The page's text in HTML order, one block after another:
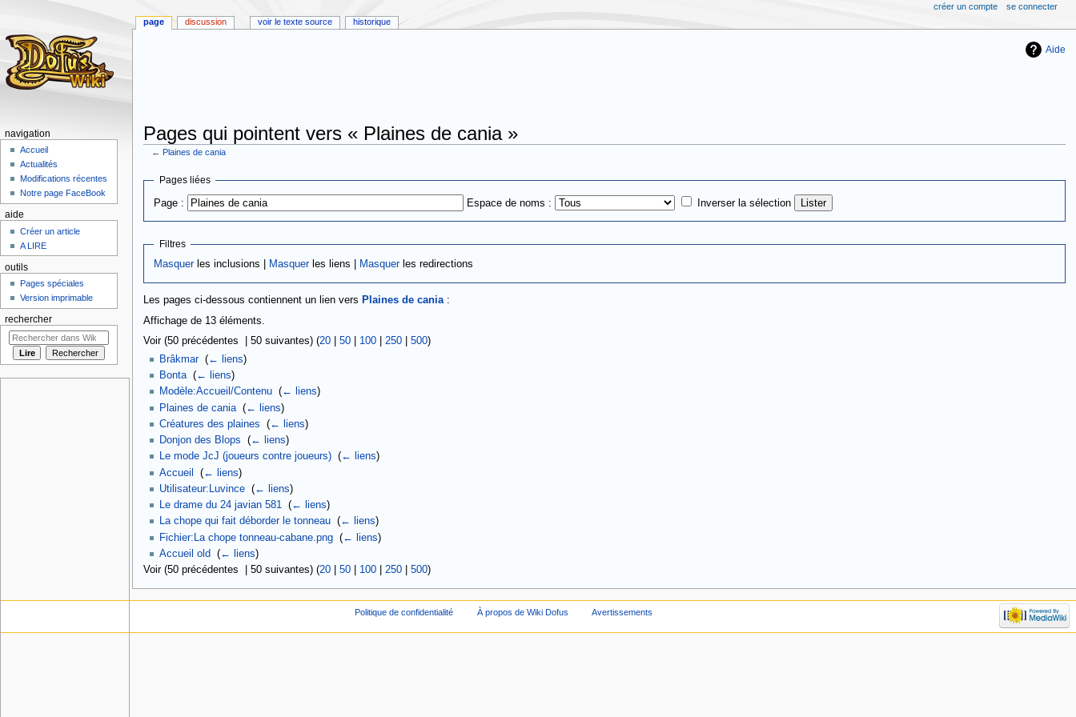
Aide
Pages qui pointent vers « Plaines de cania »
←Plaines de cania
Aller
navigation
Aller
recherche
Pages liées
Page : Espace de noms : Inverser la sélection
Filtres
Masquerles inclusions | Masquerles liens | Masquerles redirections
Les pages ci-dessous contiennent un lien vers Plaines de cania:
Affichage de 13 éléments.
Voir (50 précédentes | 50 suivantes) (20| 50| 100| 250| 500)
Brâkmar‎(← liens)
Bonta‎(← liens)
Modèle:Accueil/Contenu ‎(← liens)
Plaines de cania ‎(← liens)
Créatures des plaines ‎(← liens)
Donjon des Blops ‎(← liens)
Le mode JcJ (joueurs contre joueurs) ‎(← liens)
Accueil
‎(← liens)
Utilisateur:Luvince ‎(← liens)
Le drame du 24 javian 581 ‎(← liens)
La chope qui fait déborder le tonneau ‎(← liens)
Fichier:La chope tonneau-cabane.png ‎(← liens)
Accueil old ‎(← liens)
Voir (50 précédentes | 50 suivantes) (20| 50| 100| 250| 500)
page discussion voir le texte source historique
créer un compte se connecter
navigation
Accueil
Actualités
Modifications récentes
Notre page FaceBook
aide
Créer un article
A LIRE
outils
Pages spéciales
Version imprimable
rechercher
Politique de confidentialité À propos de Wiki Dofus Avertissements